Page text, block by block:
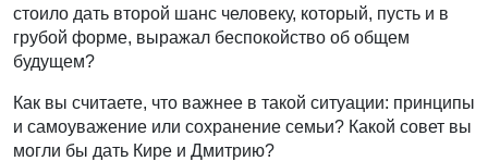
стоило дать второй шанс человеку, который, пусть и в
грубой форме, выражал беспокойство об общем
будущем?
Как вы считаете, что важнее в такой ситуации: принципы
и самоуважение или сохранение семьи? Какой совет вы
могли бы дать Кире и Дмитрию?